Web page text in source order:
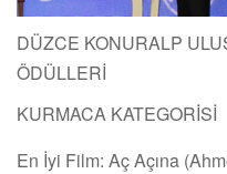
DÜZCE KONURALP
ÖDÜLLERİ
KURMACA KATEGORİSİ
En İyi Film: Aç Açına